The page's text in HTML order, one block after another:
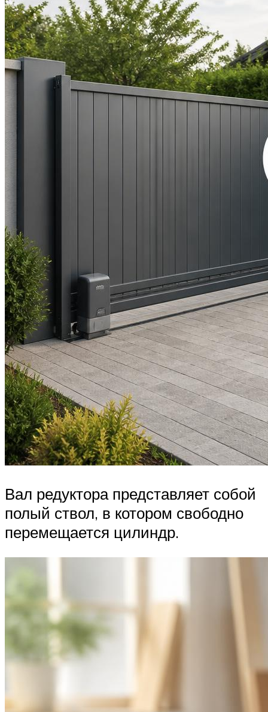
Вал редуктора представляет собой
полый ствол, в котором свободно
перемещается цилиндр.